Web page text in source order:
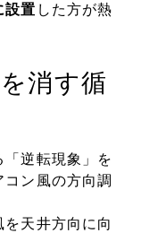
設置 した方が熱
消す循
逆転現象」を
ン風の方向調
天井方向に向